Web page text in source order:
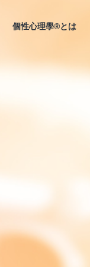
個性心理學®とは